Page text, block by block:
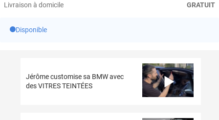
Livraison à domicile
GRATUIT
Disponible
Jérôme customise sa BMW avec
des VITRES TEINTÉES